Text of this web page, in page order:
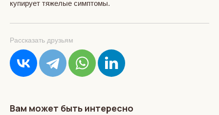
купирует тяжелые симптомы.
Рассказать друзьям
Вам может быть интересно